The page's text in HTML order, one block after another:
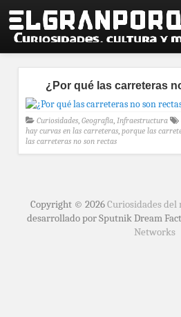
¿Por qué las carreteras
Curiosidades, Geografía, Infraestructura
hay curvas en las carreteras, porque las
las carreteras no son rectas
Copyright © 2026Curiosidades del
desarrollado por Sputnik Dream
Networks